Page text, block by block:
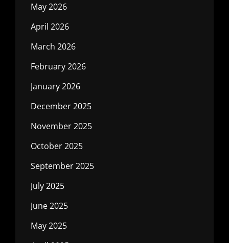
May 2026
April 2026
March 2026
February 2026
January 2026
December 2025
November 2025
October 2025
September 2025
July 2025
June 2025
May 2025